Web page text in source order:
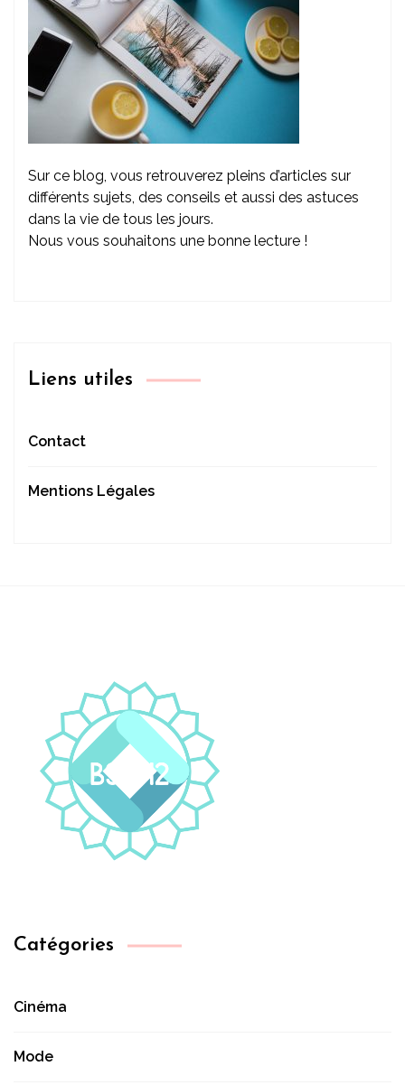
Sur ce blog, vous retrouverez pleins d’articles sur
différents sujets, des conseils et aussi des astuces
dans la vie de tous les jours.
Nous vous souhaitons une bonne lecture !
Liens utiles
Contact
Mentions Légales
Catégories
Cinéma
Mode